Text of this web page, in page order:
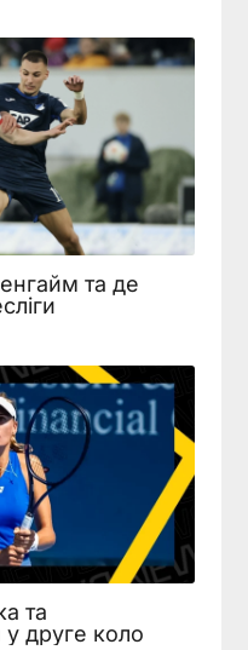
та де
та
друге коло